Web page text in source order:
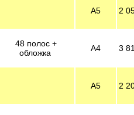
А5 2
48 полос +
обложка
А4 3
А5 2